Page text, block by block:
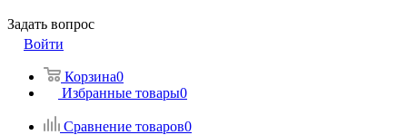
Задать вопрос
Войти
Корзина0
Избранные товары0
Сравнение товаров0